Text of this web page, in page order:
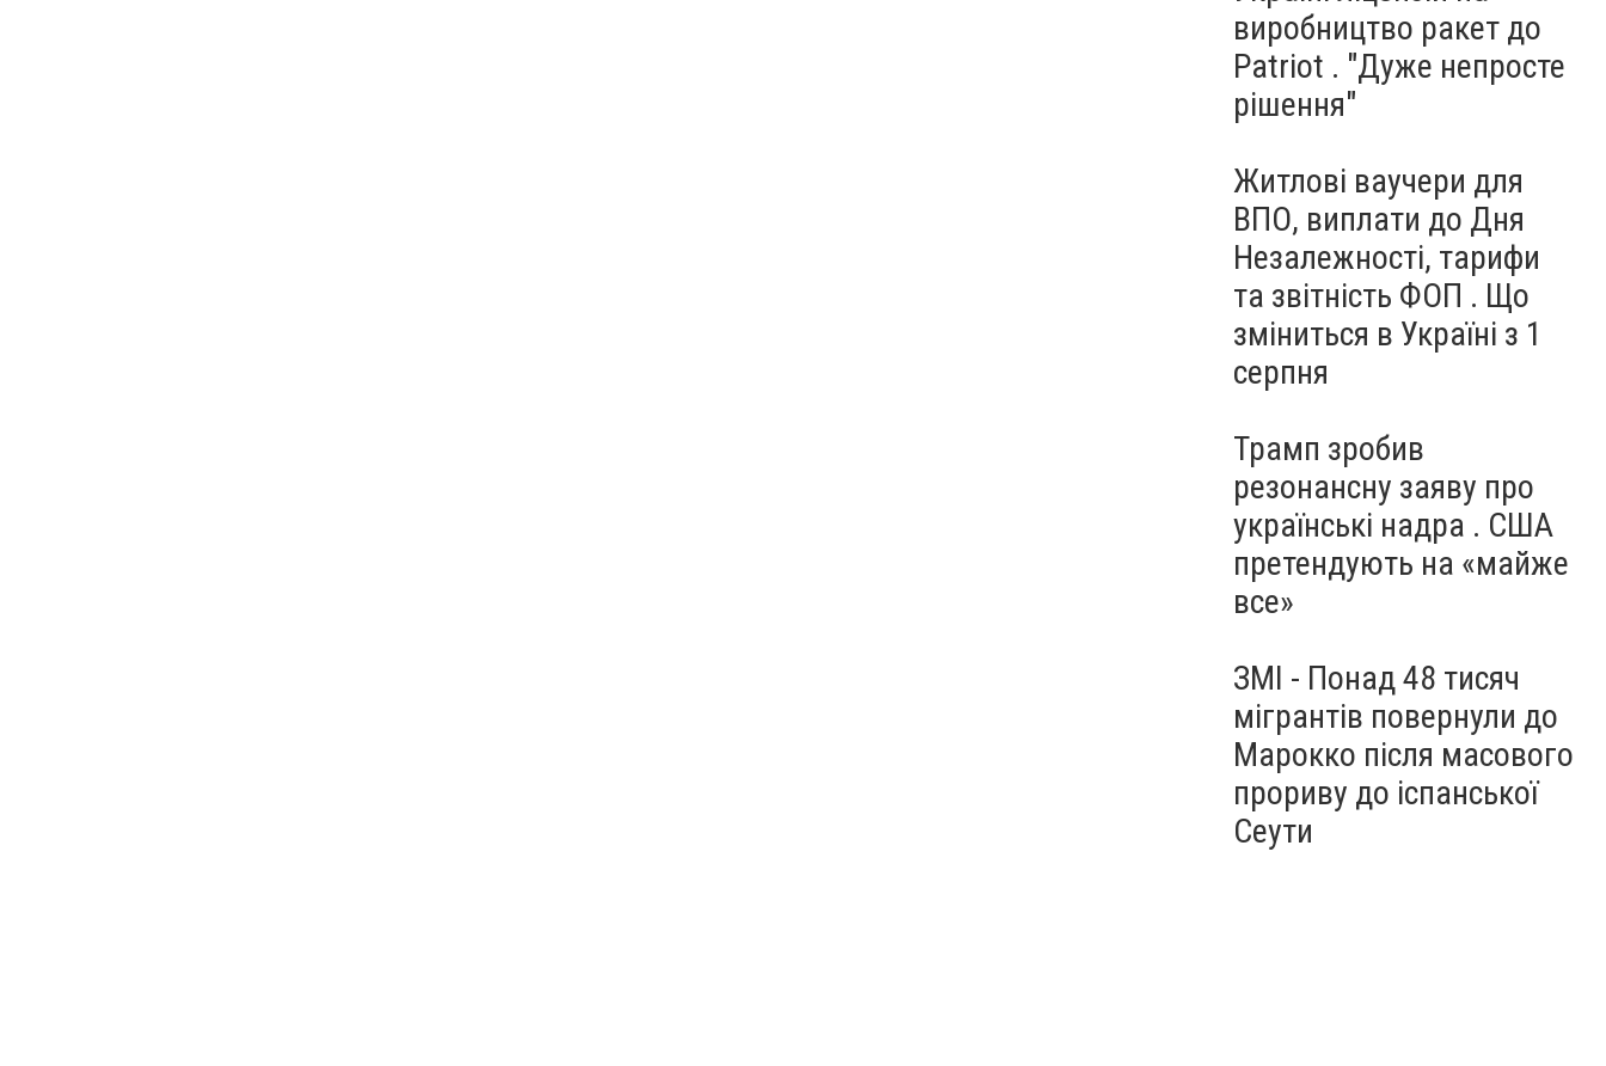
виробництво ракет до
Patriot . "Дуже непросте
рішення"
Житлові ваучери для
ВПО, виплати до Дня
Незалежності, тарифи
та звітність ФОП . Що
зміниться в Україні з 1
серпня
Трамп зробив
резонансну заяву про
українські надра . США
претендують на «майже
все»
ЗМІ - Понад 48 тисяч
мігрантів повернули до
Марокко після масового
прориву до іспанської
Сеути